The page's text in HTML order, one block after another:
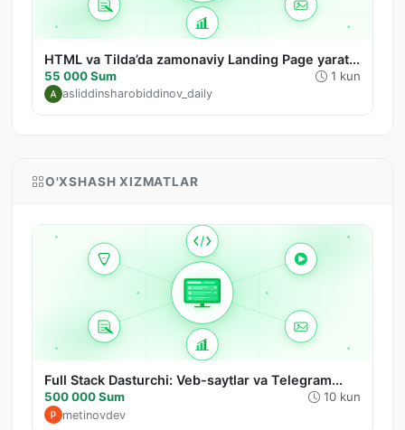
HTML va Tilda’da zamonaviy Landing Page yarat...
55 000 Sum 1 kun
asliddinsharobiddinov_daily
O'XSHASH XIZMATLAR
Full Stack Dasturchi: Veb-saytlar va Telegram...
500 000 Sum 10 kun
metinovdev